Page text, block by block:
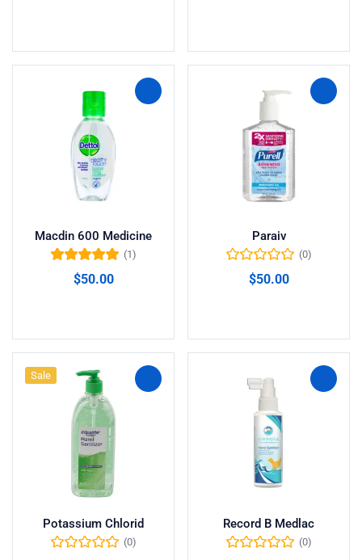
Macdin 600 Medicine
de 5
(1)
$50.00
Paraiv
(0)
$50.00
Sale
Potassium Chlorid
(0)
Record B Medlac
(0)